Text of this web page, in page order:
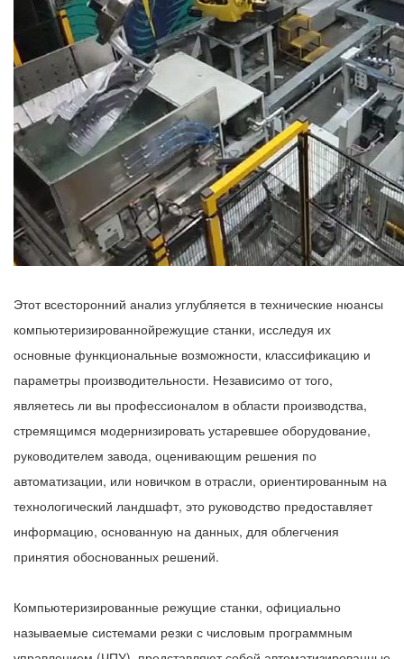
Этот всесторонний анализ углубляется в технические нюансы
компьютеризированнойрежущие станки, исследуя их
основные функциональные возможности, классификацию и
параметры производительности. Независимо от того,
являетесь ли вы профессионалом в области производства,
стремящимся модернизировать устаревшее оборудование,
руководителем завода, оценивающим решения по
автоматизации, или новичком в отрасли, ориентированным на
технологический ландшафт, это руководство предоставляет
информацию, основанную на данных, для облегчения
принятия обоснованных решений.
Компьютеризированные режущие станки, официально
называемые системами резки с числовым программным